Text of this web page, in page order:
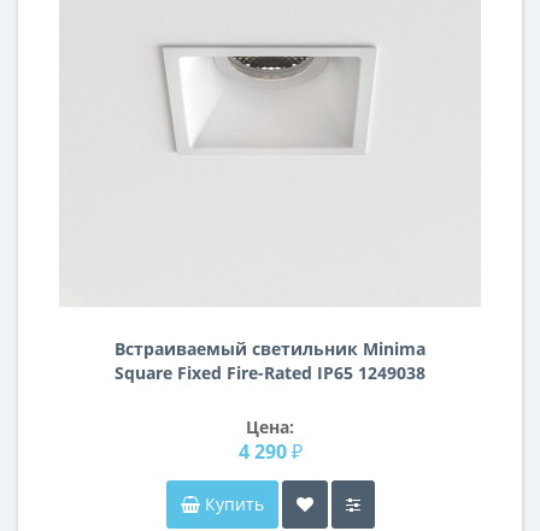
Встраиваемый светильник Minima
Square Fixed Fire-Rated IP65 1249038
Цена:
4 290 ₽
Купить